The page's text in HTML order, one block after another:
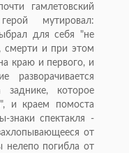
гамлетовский
мутировал:
для себя "не
смерти и при этом
краю и первого, и
разворачивается
которое
и краем помоста
знаки спектакля -
от
нелепо погибла от